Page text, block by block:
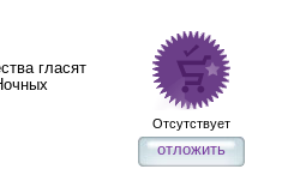
гласят
Отсутствует
отложить